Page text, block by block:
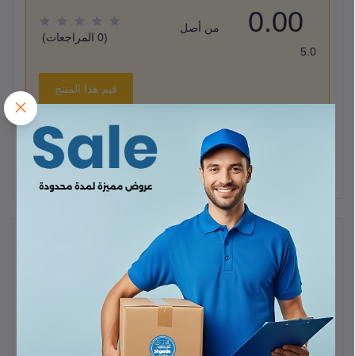
0.00
من أصل
5.0
(0 المراجعات)
قيم هذا المنتج
لا يوجد هناك مراجعات لهذا المنتج حتى الآن.
وصف
"◆ الإدخال: 100-240 فولت ~ 50/60 هرتز
أمبير 20 فولت ⎓1.5 أمبير (PD)